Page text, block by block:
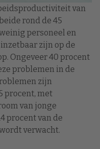
van
rond de 45
personeel en
zijn op de
Ongeveer 40 procent
problemen in de
zijn
procent, met
van jonge
procent van de
verwacht.